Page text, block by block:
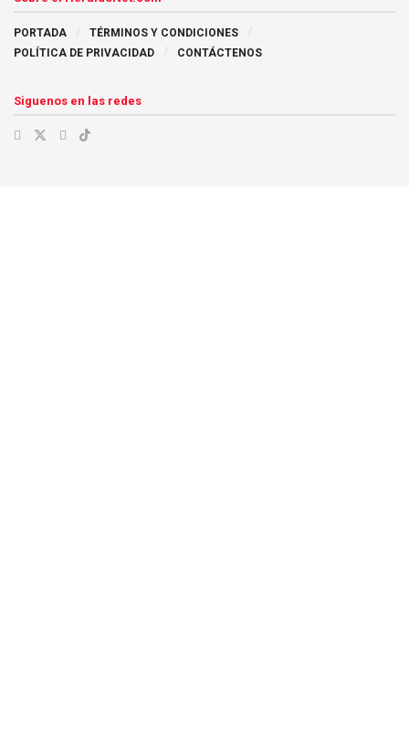
PORTADA
TÉRMINOS Y CONDICIONES
POLÍTICA DE PRIVACIDAD
CONTÁCTENOS
Siguenos en las redes